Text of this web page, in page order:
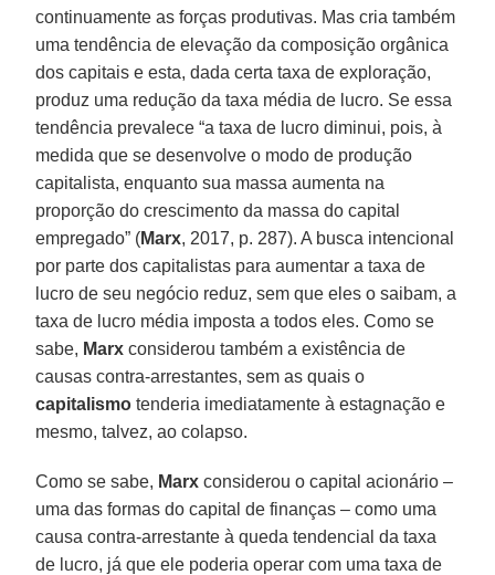
continuamente as forças produtivas. Mas cria também
uma tendência de elevação da composição orgânica
dos capitais e esta, dada certa taxa de exploração,
produz uma redução da taxa média de lucro. Se essa
tendência prevalece “a taxa de lucro diminui, pois, à
medida que se desenvolve o modo de produção
capitalista, enquanto sua massa aumenta na
proporção do crescimento da massa do capital
empregado” (Marx, 2017, p. 287). A busca intencional
por parte dos capitalistas para aumentar a taxa de
lucro de seu negócio reduz, sem que eles o saibam, a
taxa de lucro média imposta a todos eles. Como se
sabe, Marx considerou também a existência de
causas contra-arrestantes, sem as quais o
capitalismo tenderia imediatamente à estagnação e
mesmo, talvez, ao colapso.
Como se sabe, Marx considerou o capital acionário –
uma das formas do capital de finanças – como uma
causa contra-arrestante à queda tendencial da taxa
de lucro, já que ele poderia operar com uma taxa de